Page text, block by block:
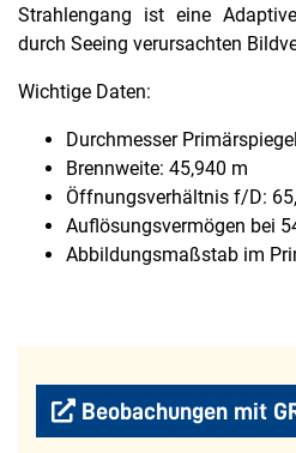
Strahlengang ist eine
durch Seeing verursachten
Wichtige Daten:
Durchmesser
Brennweite: 45,940 m
Öffnungsverhältnis f/D:
Auflösungsvermögen bei
Abbildungsmaßstab im
Beobachungen mit